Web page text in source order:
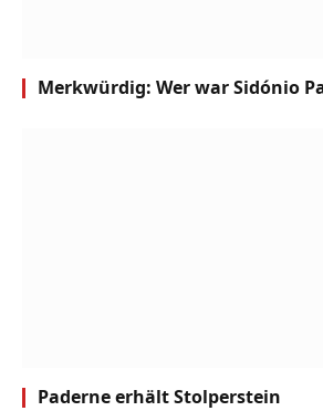
Merkwürdig: Wer war Sidónio
Paderne erhält Stolperstein